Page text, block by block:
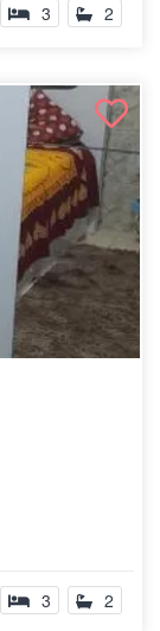
3 2
3 2